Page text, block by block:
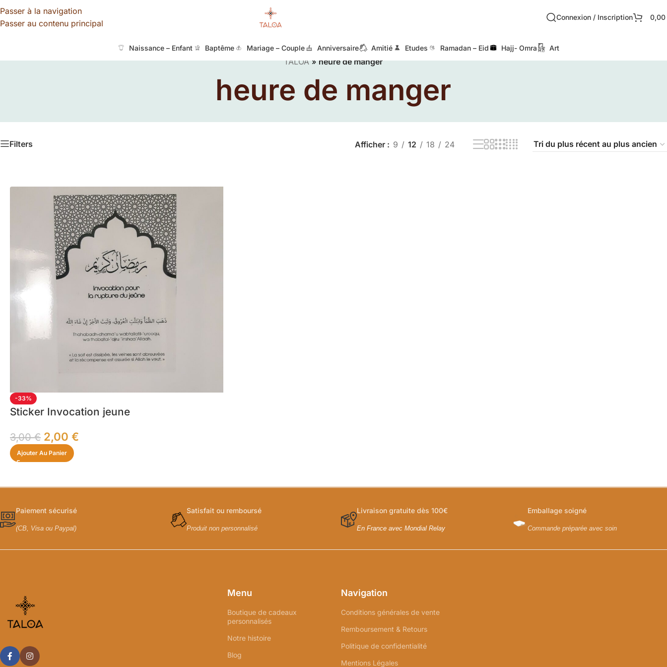
Passer à la navigation
Passer au contenu principal
Connexion / Inscription 0,00
Naissance – Enfant Baptême Mariage – Couple Anniversaire Amitié Etudes Ramadan – Eid Hajj- Omra Art
TALOA»heure de manger
heure de manger
Filters Afficher 9 12 18 24
-33%
Sticker Invocation jeune
3,00€ 2,00 €
Ajouter Au Panier
Paiement sécurisé
(CB, Visa ou Paypal)
Satisfait ou remboursé
Produit non personnalisé
Livraison gratuite dès 100€
En France avec Mondial Relay
Emballage soigné
Commande préparée avec soin
Menu
Boutique de cadeaux
personnalisés
Notre histoire
Blog
Navigation
Conditions générales de vente
Remboursement & Retours
Politique de confidentialité
Mentions Légales